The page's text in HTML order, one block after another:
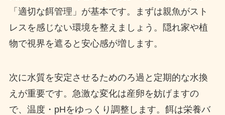
「適切な餌管理」が基本です。まずは親魚がスト
レスを感じない環境を整えましょう。隠れ家や植
物で視界を遮ると安心感が増します。
次に水質を安定させるためのろ過と定期的な水換
えが重要です。急激な変化は産卵を妨げますの
で、温度・pHをゆっくり調整します。餌は栄養バ